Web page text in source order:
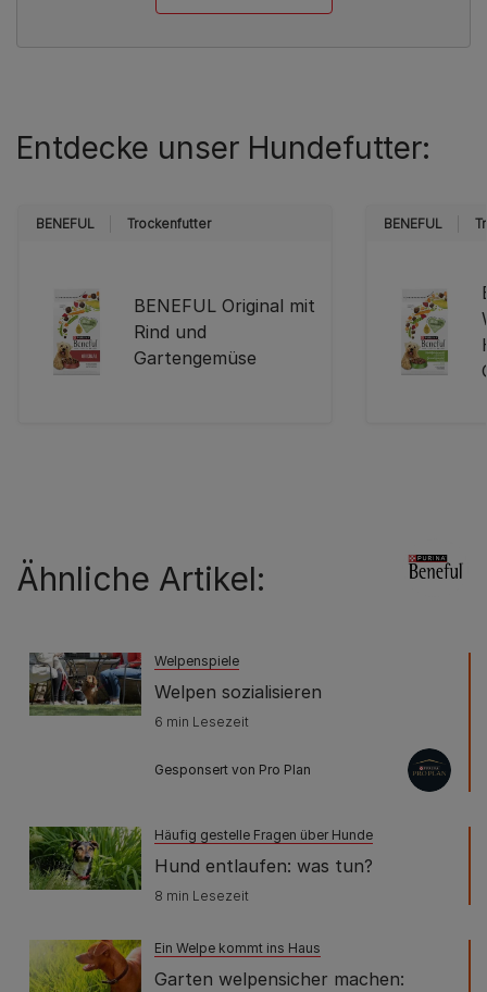
Entdecke unser Hundefutter:
BENEFUL Trockenfutter
BENEFUL Original mit
Rind und
Gartengemüse
BENEFUL
Ähnliche Artikel:
Welpenspiele
Welpen sozialisieren
6 min Lesezeit
Gesponsert von Pro Plan
Häufig gestelle Fragen über Hunde
Hund entlaufen: was tun?
8 min Lesezeit
Ein Welpe kommt ins Haus
Garten welpensicher machen: